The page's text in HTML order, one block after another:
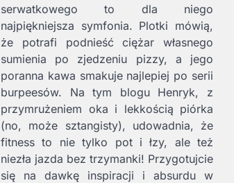
serwatkowego to dla niego
najpiękniejsza symfonia. Plotki mówią,
że potrafi podnieść ciężar własnego
sumienia po zjedzeniu pizzy, a jego
poranna kawa smakuje najlepiej po serii
burpeesów. Na tym blogu Henryk, z
przymrużeniem oka i lekkością piórka
(no, może sztangisty), udowadnia, że
fitness to nie tylko pot i łzy, ale też
niezła jazda bez trzymanki! Przygotujcie
się na dawkę inspiracji i absurdu w